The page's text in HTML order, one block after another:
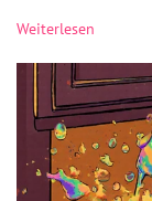
Weiterlesen